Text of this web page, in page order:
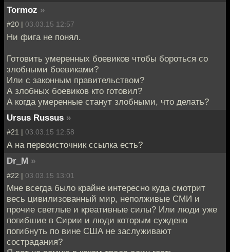
Tormoz »
#20 | 03.03.15 12:57
Ни фига не понял.
Готовить умеренных боевиков чтобы бороться со
злобными боевиками?
Или с законным правительством?
А злобных боевиков кто готовил?
А когда умеренные станут злобными, что делать?
Ursus Russus »
#21 | 03.03.15 12:58
А на первоисточник ссылка есть?
Dr_M »
#22 | 03.03.15 13:01
Мне всегда было крайне интересно куда смотрит
весь цивилизованный мир, неполживые СМИ и
прочие светлые и креативные силы? Или люди уже
погибшие в Сирии и люди которым суждено
погибнуть по вине США не заслуживают
сострадания?